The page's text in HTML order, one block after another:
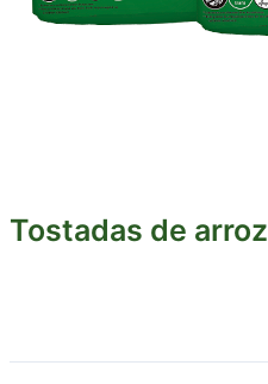
Tostadas de arroz